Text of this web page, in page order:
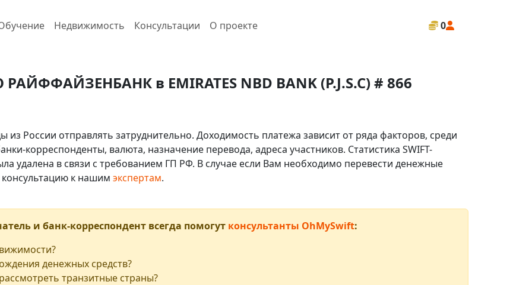
Недвижимость Консультации О проекте 0
РАЙФФАЙЗЕНБАНК в EMIRATES NBD BANK (P.J.S.C) # 866
из России отправлять затруднительно. Доходимость платежа зависит от ряда факторов, среди
корреспонденты, валюта, назначение перевода, адреса участников. Статистика SWIFT-
удалена в связи с требованием ГП РФ. В случае если Вам необходимо перевести денежные
консультацию к нашим экспертам.
и банк-корреспондент всегда помогут консультанты OhMySwift:
денежных средств?
транзитные страны?